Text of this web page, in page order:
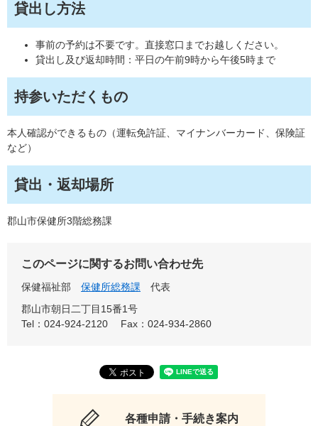
貸出し方法
事前の予約は不要です。直接窓口までお越しください。
貸出し及び返却時間：平日の午前9時から午後5時まで
持参いただくもの
本人確認ができるもの（運転免許証、マイナンバーカード、保険証
など）
貸出・返却場所
郡山市保健所3階総務課
このページに関するお問い合わせ先
保健福祉部 保健所総務課
代表
郡山市朝日二丁目15番1号
Tel：024-924-2120
Fax：024-934-2860
各種申請・手続き案内